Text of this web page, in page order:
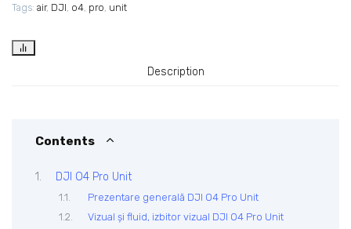
Tags: air, DJI, o4, pro, unit
Description
Contents
DJI O4 Pro Unit
Prezentare generală DJI O4 Pro Unit
Vizual și fluid, izbitor vizual DJI O4 Pro Unit